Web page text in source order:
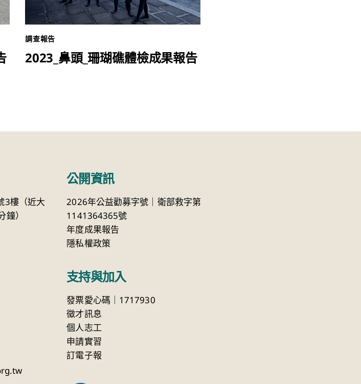
調查報告
2023_鼻頭_珊瑚礁體檢成果報告
3樓（近大
）
公開資訊
2026年公益勸募字號｜衛部救字第
1141364365號
年度成果報告
隱私權政策
支持與加入
發票愛心碼｜1717930
徵才訊息
個人志工
申請實習
訂電子報